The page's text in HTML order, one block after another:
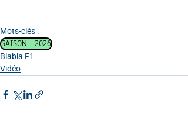
Mots-clés :
SAISON | 2026
Blabla F1
Vidéo